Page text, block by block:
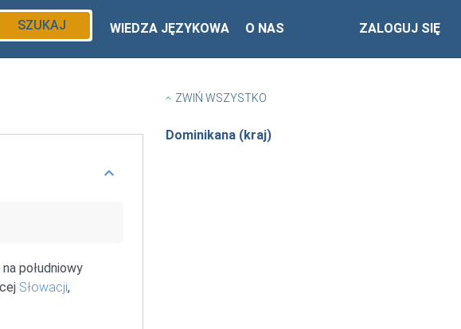
SZUKAJ WIEDZA JĘZYKOWA O NAS ZALOGUJ SIĘ
na południowy
Słowacji,
ZWIŃ WSZYSTKO
Dominikana (kraj)